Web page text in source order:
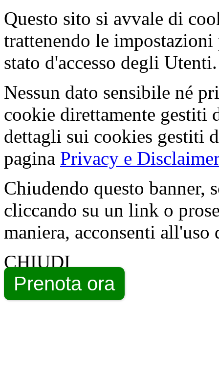
Questo sito si avvale di
trattenendo le
stato d'accesso degli Utenti.
Nessun dato sensibile né
cookie direttamente gestiti
dettagli sui cookies gestiti
pagina Privacy e Disclaimer
Chiudendo questo banner,
cliccando su un link o
maniera, acconsenti all'uso
CHIUDI
Prenota ora